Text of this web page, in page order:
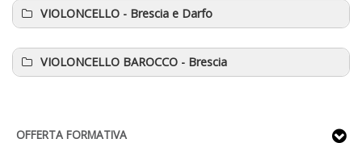
VIOLONCELLO - Brescia e Darfo
VIOLONCELLO BAROCCO - Brescia
OFFERTA FORMATIVA